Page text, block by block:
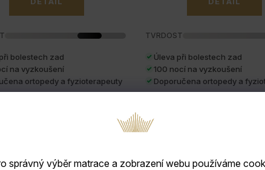
správný výběr matrace a zobrazení webu používáme
bolestech zad
na vyzkoušení
ortopedy a fyzioterapeuty
TVRDOST
Úleva při bolestech zad
100 nocí na vyzkoušení
Doporučena ortopedy a